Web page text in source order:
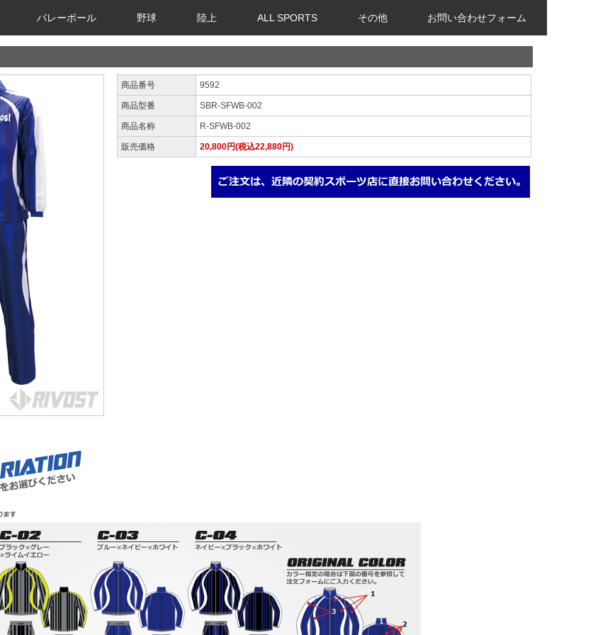
バレーボール 野球 陸上 ALL SPORTS その他 お問い合わせフォーム
商品番号 9592
商品型番 SBR-SFWB-002
商品名称 R-SFWB-002
販売価格 20,800円(税込22,880円)